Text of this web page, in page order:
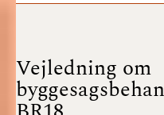
BR18 (17/9 - 31/12
2022)
Vejledning om